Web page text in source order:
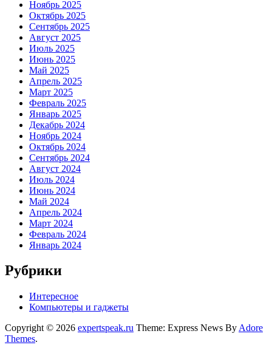
Ноябрь 2025
Октябрь 2025
Сентябрь 2025
Август 2025
Июль 2025
Июнь 2025
Май 2025
Апрель 2025
Март 2025
Февраль 2025
Январь 2025
Декабрь 2024
Ноябрь 2024
Октябрь 2024
Сентябрь 2024
Август 2024
Июль 2024
Июнь 2024
Май 2024
Апрель 2024
Март 2024
Февраль 2024
Январь 2024
Рубрики
Интересное
Компьютеры и гаджеты
Copyright © 2026 expertspeak.ru Theme: Express News By Adore
Themes.